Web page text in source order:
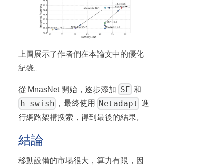
上圖展示了作者們在本論文中的優化
紀錄。
從 MnasNet 開始，逐步添加 SE 和
h-swish ，最終使用 Netadapt 進
行網路架構搜索，得到最後的結果。
結論
移動設備的市場很大，算力有限，因